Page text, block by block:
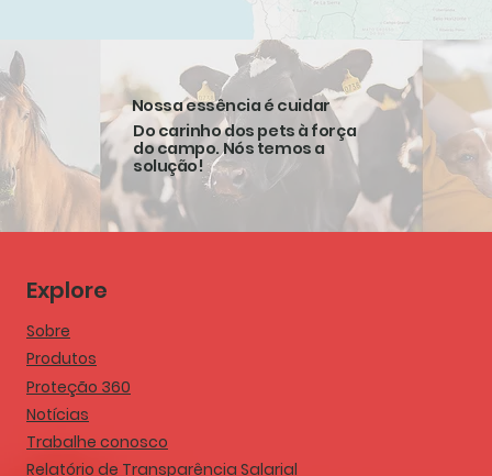
Nossa essência é cuidar
Do carinho dos pets à força
do campo. Nós temos a
solução!
Explore
Sobre
Produtos
Proteção 360
Notícias
Trabalhe conosco
Relatório de Transparência Salarial